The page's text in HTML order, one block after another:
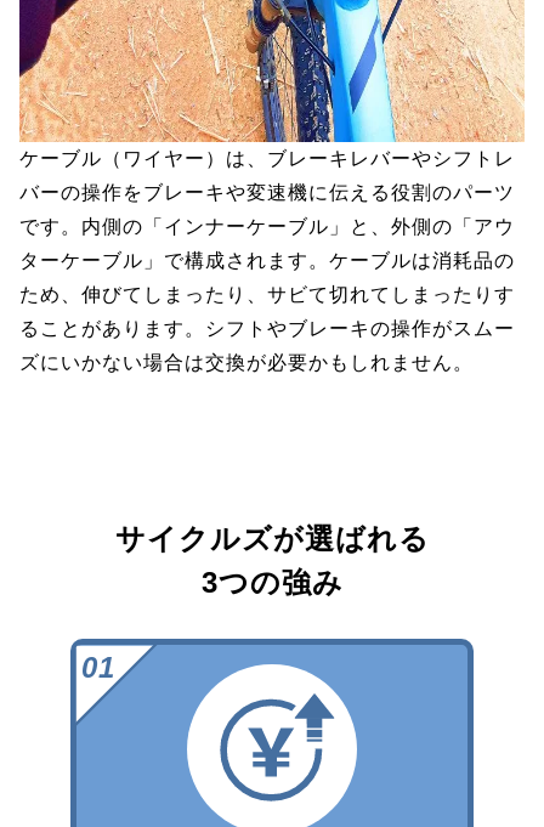
ケーブル（ワイヤー）は、ブレーキレバーやシフトレ
バーの操作をブレーキや変速機に伝える役割のパーツ
です。内側の「インナーケーブル」と、外側の「アウ
ターケーブル」で構成されます。ケーブルは消耗品の
ため、伸びてしまったり、サビて切れてしまったりす
ることがあります。シフトやブレーキの操作がスムー
ズにいかない場合は交換が必要かもしれません。
サイクルズが選ばれる
3つの強み